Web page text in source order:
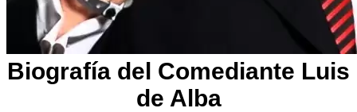
Biografía del Comediante Luis
de Alba